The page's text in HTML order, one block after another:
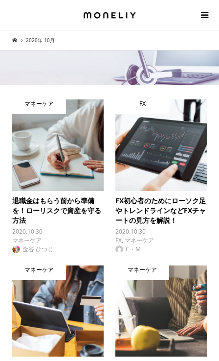
2020年 10月
マネーケア
退職金はもらう前から準備
を！ローリスクで資産を守る
方法
2020.10.30
マネーケア
金谷 ひつじ
FX
FX初心者のためにローソク足
やトレンドラインなどFXチャ
ートの見方を解説！
2020.10.30
FX, マネーケア
C・M
マネーケア マネーケア